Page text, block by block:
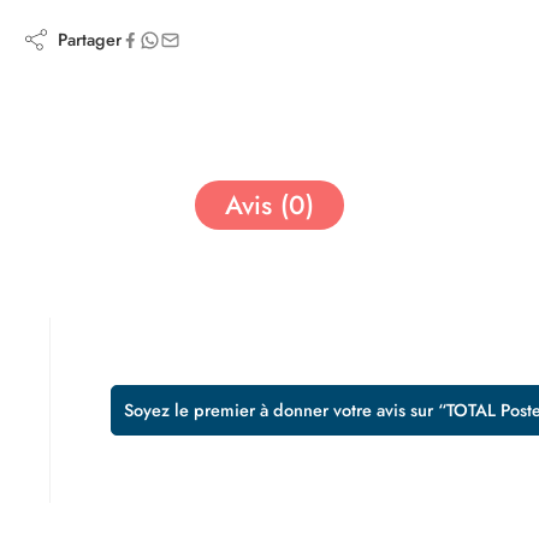
Partager
Avis (0)
Soyez le premier à donner votre avis sur “TOTAL